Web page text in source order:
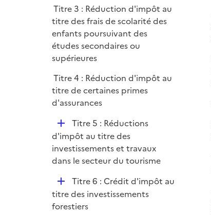
Titre 3 : Réduction d'impôt au
titre des frais de scolarité des
enfants poursuivant des
études secondaires ou
supérieures
Titre 4 : Réduction d'impôt au
titre de certaines primes
d'assurances
D
é
p
l
r
Titre 5 : Réductions
d'impôt au titre des
investissements et travaux
dans le secteur du tourisme
D
é
p
Titre 6 : Crédit d'impôt au
titre des investissements
forestiers